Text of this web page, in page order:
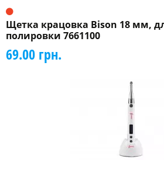
Щетка крацовка Bison 18 мм,
полировки 7661100
69.00 грн.